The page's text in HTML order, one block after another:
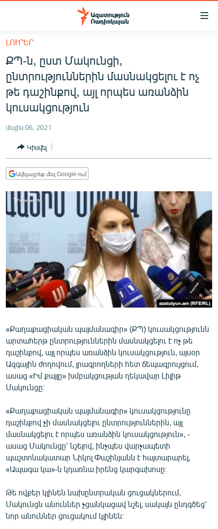
Մատչելիության
հիմնական
բովանդակությանը
Անցնել
հիմնական
մենյուին
Որոնում
ՀԱՅԱՍՏԱՆ
ՔԱՂԱՔԱԿԱՆ
ԸՆՏՐՈՒԹՅՈՒՆՆԵՐ 2026
ՏՆՏԵՍՈՒԹՅՈՒՆ
ՂԱՐԱԲԱՂ
ՊԱՏԵՐԱԶՄԻ 6 ՇԱԲԱԹՆԵՐԸ
ՏԱՐԱԾԱՇՐՋԱՆ
ՄՇԱԿՈՒՅԹ
ՍՊՈՐՏ
ՄԵԿՆԱԲԱՆՈՒԹՅՈՒՆ
ՏՏ ԵՒ ԻՆՏԵՐՆԵՏ
ԱՐԽԻՎ
ՏԵՍԱՆՅՈՒԹԵՐ
ԲԱՆԱՎԵՃ
ՁԳՏԵԼՈՎ ԼԱՎԱԳՈՒՅՆԻՆ
Հայերեն
English
Русский
ՀԵՏԵՎԵՔ ՄԵԶ
ԼՈՒՐԵՐ
ՔՊ-ն, ըստ Մակունցի,
ընտրություններին մասնակցելու է ոչ
թե դաշինքով, այլ որպես առանձին
կուսակցություն
մայիս 06, 2021
Կիսվել
Ավելացրեք մեզ Google-ում
«Քաղաքացիական պայմանագիր» (ՔՊ) կուսակցությունն
արտահերթ ընտրություններին մասնակցելու է ոչ թե
դաշինքով, այլ որպես առանձին կուսակցություն, այսօր
Ազգային ժողովում, լրագրողների հետ ճեպազրույցում,
ասաց «Իմ քայլը» խմբակցության ղեկավար Լիլիթ
Մակունցը։
«Քաղաքացիական պայմանագիր» կուսակցությունը
դաշինքով չի մասնակցելու ընտրություններին, այլ
մասնակցելու է որպես առանձին կուսակցություն», -
ասաց Մակունցը՝ նշելով, ինչպես վարչապետի
պաշտոնակատար Նիկոլ Փաշինյանն է հայտարարել,
«Ապագա կա»-ն կդառնա իրենց կարգախոսը։
Թե ովքեր կլինեն նախընտրական ցուցակներում,
Մակունցն անուններ չցանկացավ նշել, սակայն ընդգծեց՝
նոր անուններ ցուցակում կլինեն։